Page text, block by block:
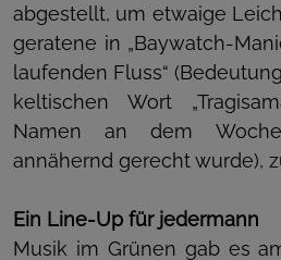
abgestellt, um etwaige
geratene in „Baywatch-
laufenden Fluss“
keltischen Wort
Namen an dem
annähernd gerecht wurde),
Ein Line-Up für jedermann
Musik im Grünen gab es